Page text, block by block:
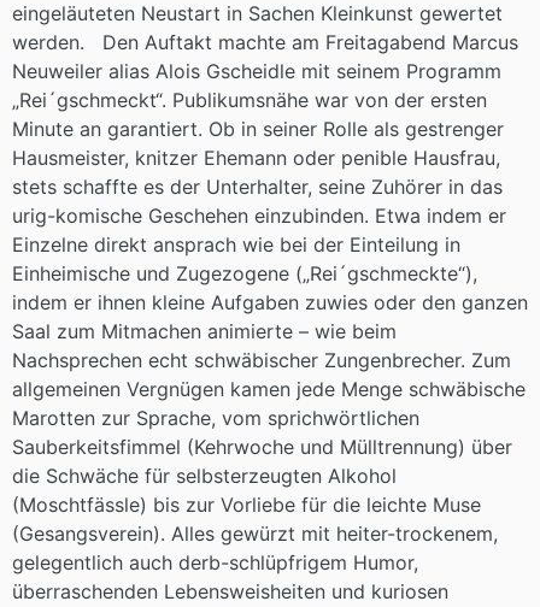
eingeläuteten Neustart in Sachen Kleinkunst gewertet
werden. Den Auftakt machte am Freitagabend Marcus
Neuweiler alias Alois Gscheidle mit seinem Programm
„Rei´gschmeckt“. Publikumsnähe war von der ersten
Minute an garantiert. Ob in seiner Rolle als gestrenger
Hausmeister, knitzer Ehemann oder penible Hausfrau,
stets schaffte es der Unterhalter, seine Zuhörer in das
urig-komische Geschehen einzubinden. Etwa indem er
Einzelne direkt ansprach wie bei der Einteilung in
Einheimische und Zugezogene („Rei´gschmeckte“),
indem er ihnen kleine Aufgaben zuwies oder den ganzen
Saal zum Mitmachen animierte – wie beim
Nachsprechen echt schwäbischer Zungenbrecher. Zum
allgemeinen Vergnügen kamen jede Menge schwäbische
Marotten zur Sprache, vom sprichwörtlichen
Sauberkeitsfimmel (Kehrwoche und Mülltrennung) über
die Schwäche für selbsterzeugten Alkohol
(Moschtfässle) bis zur Vorliebe für die leichte Muse
(Gesangsverein). Alles gewürzt mit heiter-trockenem,
gelegentlich auch derb-schlüpfrigem Humor,
überraschenden Lebensweisheiten und kuriosen